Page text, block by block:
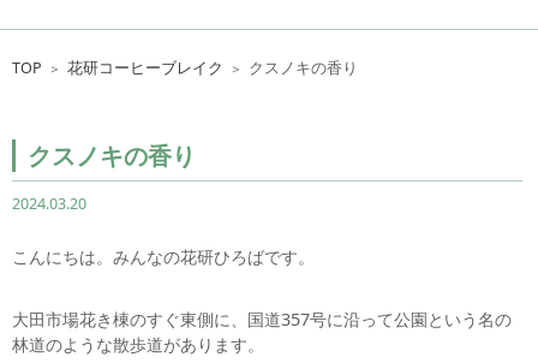
TOP ＞ 花研コーヒーブレイク ＞ クスノキの香り
クスノキの香り
2024.03.20
こんにちは。みんなの花研ひろばです。
大田市場花き棟のすぐ東側に、国道357号に沿って公園という名の
林道のような散歩道があります。